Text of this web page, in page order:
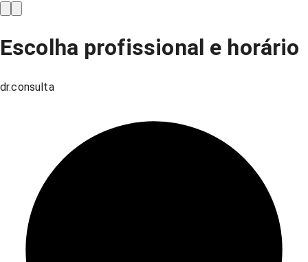
Escolha profissional e horário
dr.consulta